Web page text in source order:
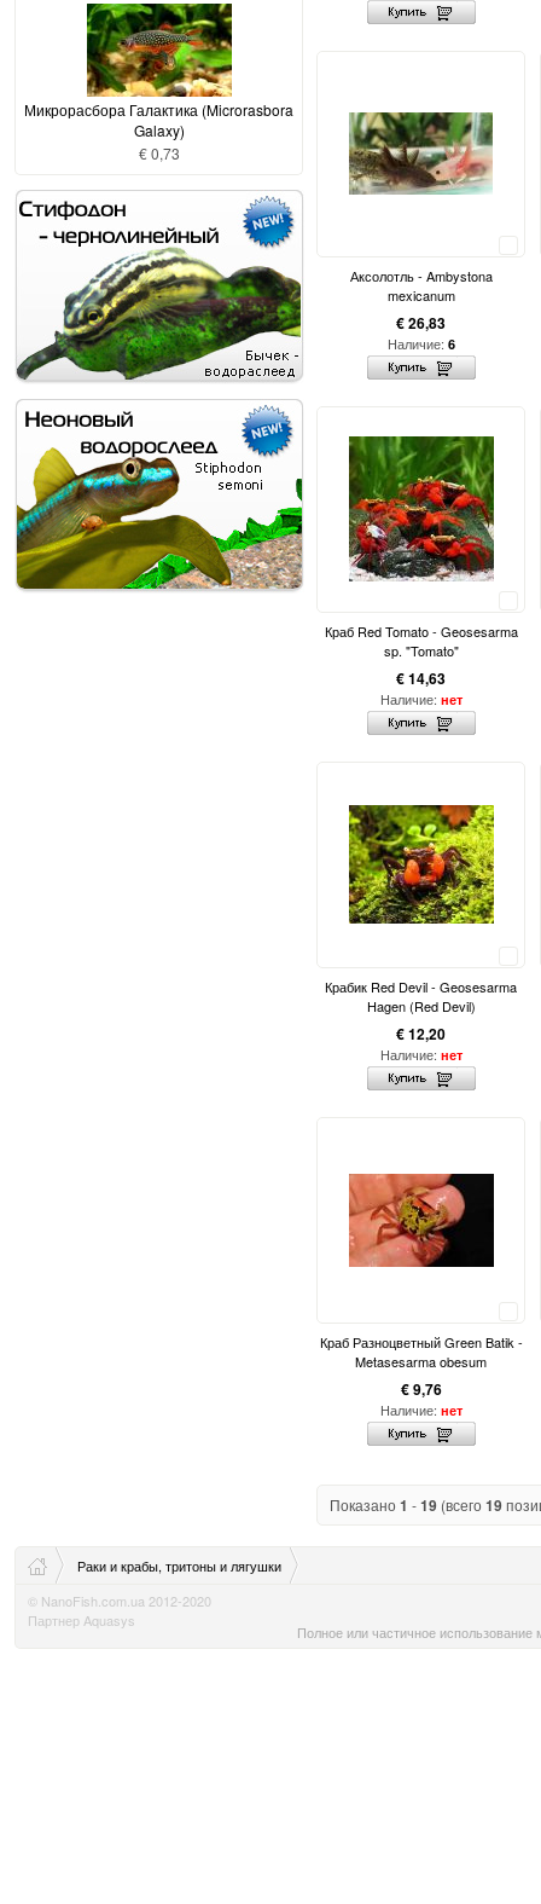
Аксолотль - Ambystona
mexicanum
€ 26,83
Наличие: 6
Краб Red Tomato - Geosesarma
sp. "Tomato"
€ 14,63
Наличие: нет
Крабик Red Devil - Geosesarma
Hagen (Red Devil)
€ 12,20
Наличие: нет
Краб Разноцветный Green Batik -
Metasesarma obesum
€ 9,76
Наличие: нет
Показано1 -19 (всего19
Микрорасбора Галактика (Microrasbora
Galaxy)
€ 0,73
Раки и крабы, тритоны и лягушки
© NanoFish.com.ua 2012-2020
Партнер Aquasys
Полное или частичное